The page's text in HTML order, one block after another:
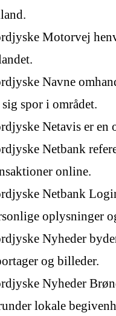
Motorvej
Navne
sig spor i området.
Netavis er en
Netbank
online.
Netbank
oplysninger
Nyheder
og billeder.
Nyheder
lokale